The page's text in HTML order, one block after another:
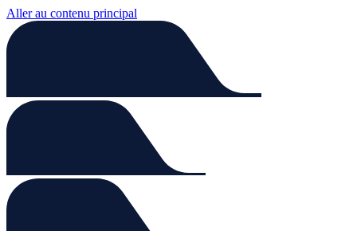
Aller au contenu principal